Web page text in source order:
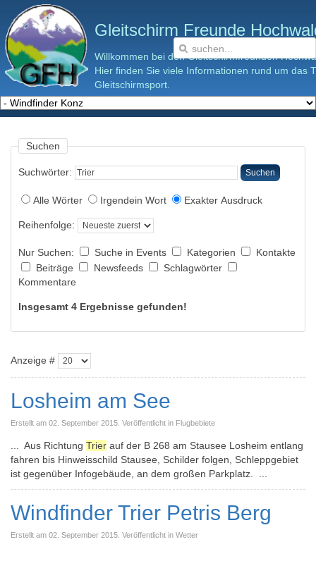
Gleitschirm Freunde
Willkommen bei den Gleitschirmfreunden
Hier finden Sie viele Informationen rund um das
Gleitschirmsport.
Suchen
Suchwörter: Suchen
Alle Wörter Irgendein Wort Exakter Ausdruck
Reihenfolge:
Nur Suchen: Suche in Events Kategorien
Kontakte
Beiträge
Newsfeeds
Schlagwörter
Kommentare
Insgesamt 4 Ergebnisse gefunden!
Anzeige #
Losheim am See
Erstellt am 02. September 2015. Veröffentlicht in Flugbebiete
... Aus Richtung Trier auf der B 268 am Stausee Losheim entlang
fahren bis Hinweisschild Stausee, Schilder folgen, Schleppgebiet
ist gegenüber Infogebäude, an dem großen Parkplatz. ...
Windfinder Trier Petris Berg
Erstellt am 02. September 2015. Veröffentlicht in Wetter